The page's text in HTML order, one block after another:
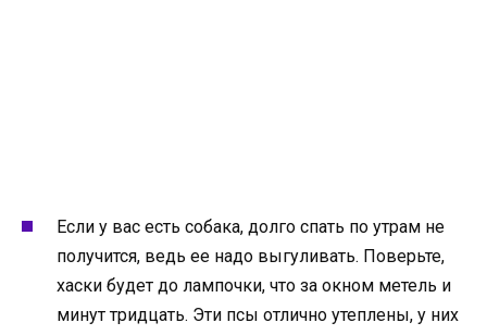
Если у вас есть собака, долго спать по утрам не
получится, ведь ее надо выгуливать. Поверьте,
хаски будет до лампочки, что за окном метель и
минут тридцать. Эти псы отлично утеплены, у них